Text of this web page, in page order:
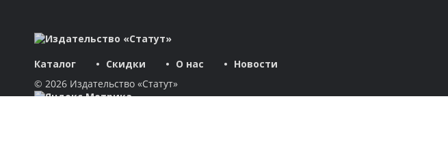
Каталог Скидки О нас
Новости
© 2026 Издательство «Статут»